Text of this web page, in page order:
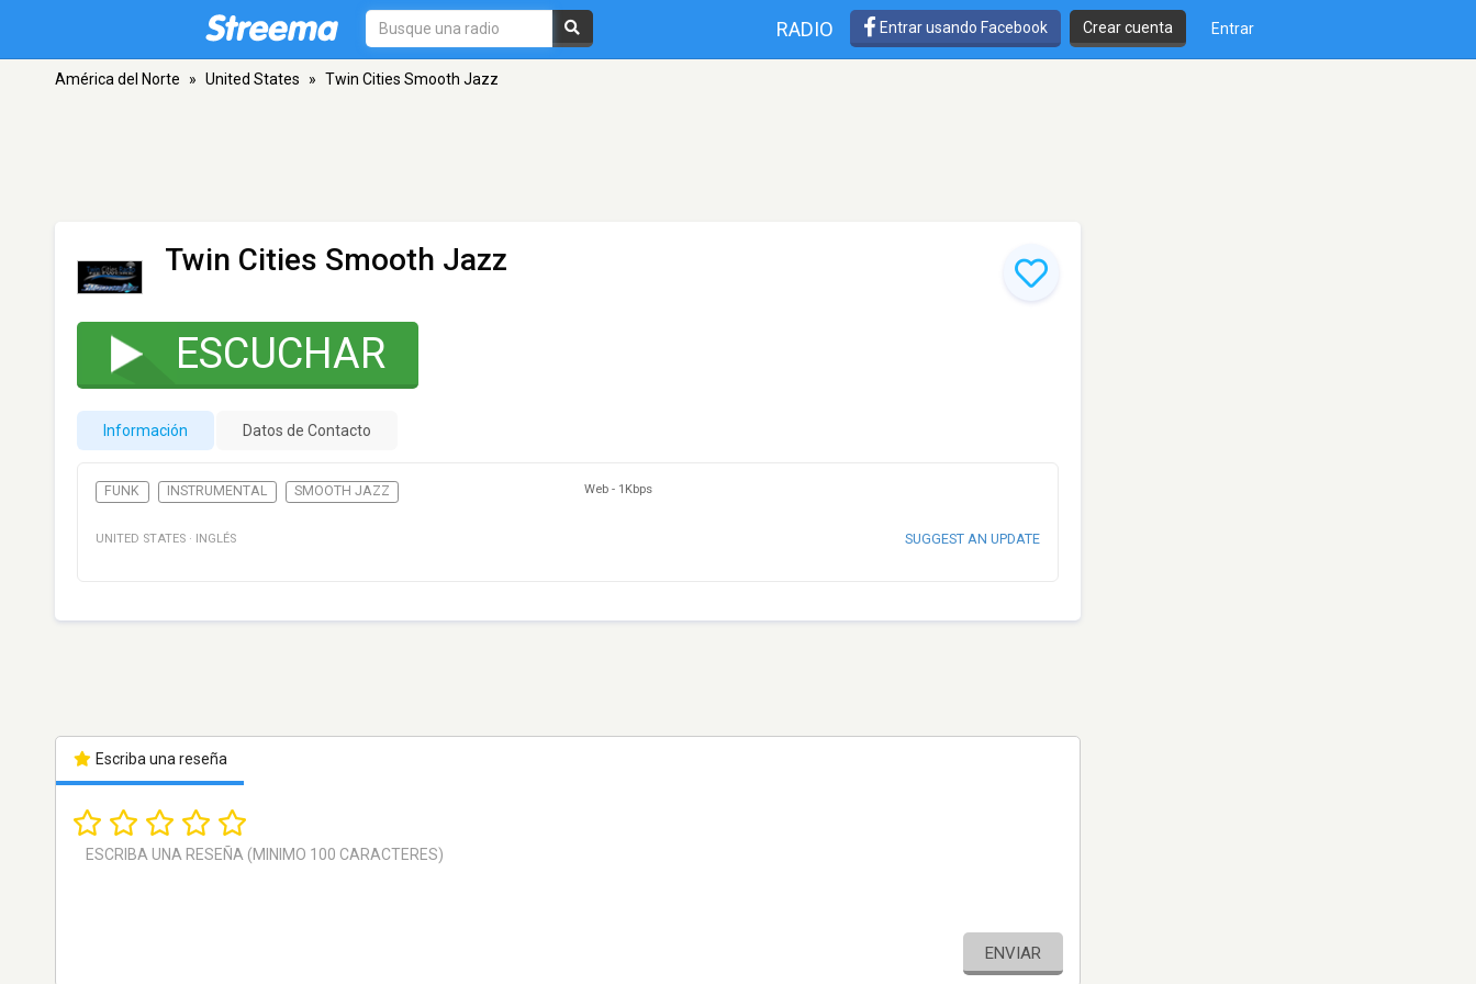
RADIO Entrar usando Facebook Crear cuenta Entrar
América del Norte » United States » Twin Cities Smooth Jazz
Twin Cities Smooth Jazz
ESCUCHAR
Información Datos de Contacto
FUNK INSTRUMENTAL SMOOTH JAZZ Web - 1Kbps
UNITED STATES · INGLÉS SUGGEST AN UPDATE
Escriba una reseña
ENVIAR